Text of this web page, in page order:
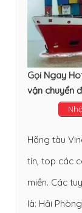
Gọi Ngay
vận chuyển
Hãng tàu
tín, top các
miền. Các
là: Hải